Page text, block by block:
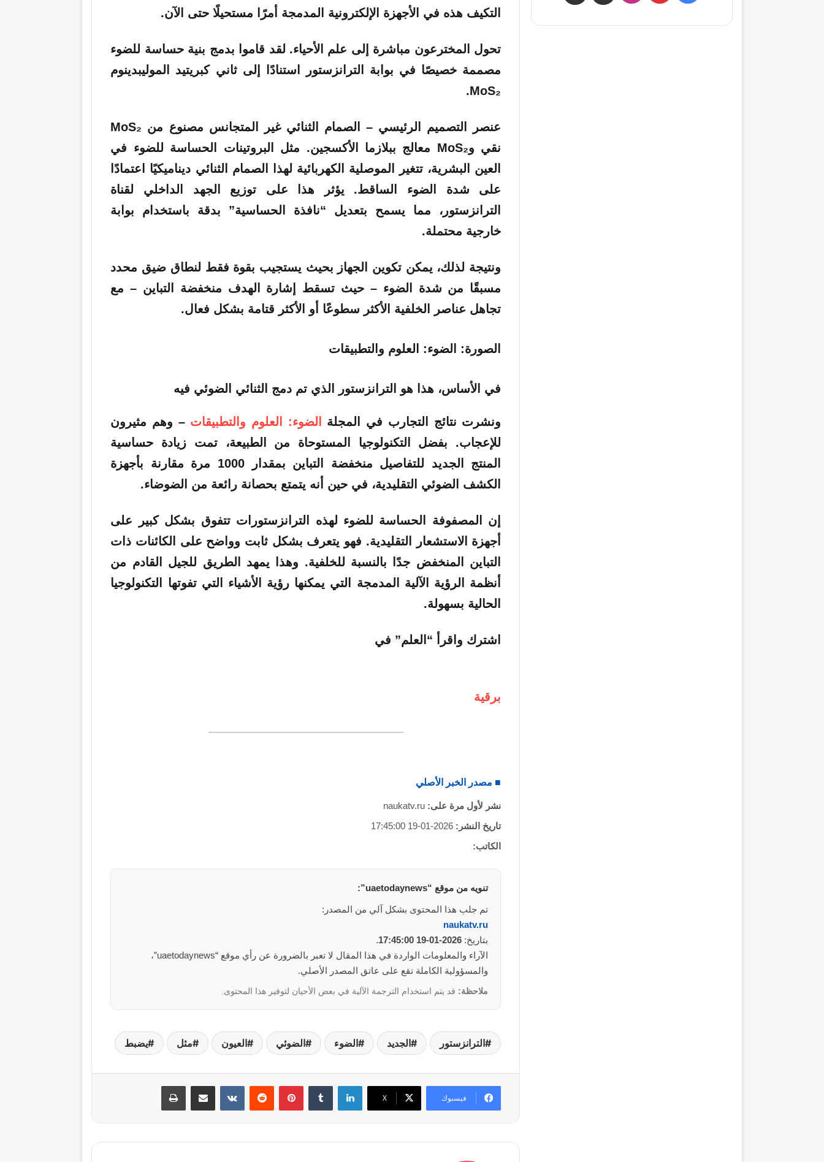
التكيف هذه في الأجهزة الإلكترونية المدمجة أمرًا مستحيلًا حتى الآن.
تحول المخترعون مباشرة إلى علم الأحياء. لقد قاموا بدمج بنية حساسة للضوء
مصممة خصيصًا في بوابة الترانزستور استنادًا إلى ثاني كبريتيد الموليبدينوم
MoS₂.
عنصر التصميم الرئيسي –
الصمام الثنائي غير المتجانس مصنوع من MoS₂
نقي وMoS₂ معالج ببلازما الأكسجين
. مثل البروتينات الحساسة للضوء في
العين البشرية، تتغير الموصلية الكهربائية لهذا الصمام الثنائي ديناميكيًا اعتمادًا
على شدة الضوء الساقط. يؤثر هذا على توزيع الجهد الداخلي لقناة
الترانزستور، مما يسمح بتعديل “نافذة الحساسية” بدقة باستخدام بوابة
خارجية محتملة.
ونتيجة لذلك، يمكن تكوين الجهاز بحيث يستجيب بقوة فقط لنطاق ضيق محدد
مسبقًا من شدة الضوء – حيث تسقط إشارة الهدف منخفضة التباين – مع
تجاهل عناصر الخلفية الأكثر سطوعًا أو الأكثر قتامة بشكل فعال.
الصورة: الضوء: العلوم والتطبيقات
في الأساس، هذا هو الترانزستور الذي تم دمج الثنائي الضوئي فيه
ونشرت نتائج التجارب في المجلة الضوء: العلوم والتطبيقات – وهم مثيرون
للإعجاب. بفضل التكنولوجيا المستوحاة من الطبيعة، تمت زيادة حساسية
المنتج الجديد للتفاصيل منخفضة التباين بمقدار 1000 مرة مقارنة بأجهزة
الكشف الضوئي التقليدية، في حين أنه يتمتع بحصانة رائعة من الضوضاء.
إن المصفوفة الحساسة للضوء لهذه الترانزستورات تتفوق بشكل كبير على
أجهزة الاستشعار التقليدية. فهو يتعرف بشكل ثابت وواضح على الكائنات ذات
التباين المنخفض جدًا بالنسبة للخلفية. وهذا يمهد الطريق للجيل القادم من
أنظمة الرؤية الآلية المدمجة التي يمكنها رؤية الأشياء التي تفوتها التكنولوجيا
الحالية بسهولة.
اشترك واقرأ “العلم” في
برقية
■ مصدر الخبر الأصلي
نشر لأول مرة على: naukatv.ru
تاريخ النشر: 2026-01-19 17:45:00
الكاتب:
تنويه من موقع “uaetodaynews”:
تم جلب هذا المحتوى بشكل آلي من المصدر:
naukatv.ru
بتاريخ: 2026-01-19 17:45:00
.
الآراء والمعلومات الواردة في هذا المقال لا تعبر بالضرورة عن رأي موقع “uaetodaynews”،
والمسؤولية الكاملة تقع على عاتق المصدر الأصلي.
ملاحظة: قد يتم استخدام الترجمة الآلية في بعض الأحيان لتوفير هذا المحتوى.
الترانزستور الجديد الضوء الضوئي العيون مثل يضبط
فيسبوك ‫X
لينكدإن ‏Tumblr بينتيريست
‏Reddit
‏VKontakte مشاركة عبر البريد طباعة